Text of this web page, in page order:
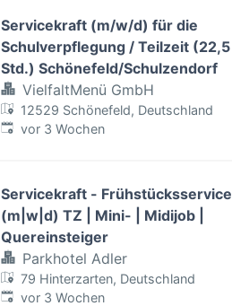
Servicekraft (m/w/d) für die
Schulverpflegung / Teilzeit (22,5
Std.) Schönefeld/Schulzendorf
VielfaltMenü GmbH
12529 Schönefeld, Deutschland
Veröffentlicht:
vor 3 Wochen
Servicekraft - Frühstücksservice
(m|w|d) TZ | Mini- | Midijob |
Quereinsteiger
Parkhotel Adler
79 Hinterzarten, Deutschland
Veröffentlicht:
vor 3 Wochen